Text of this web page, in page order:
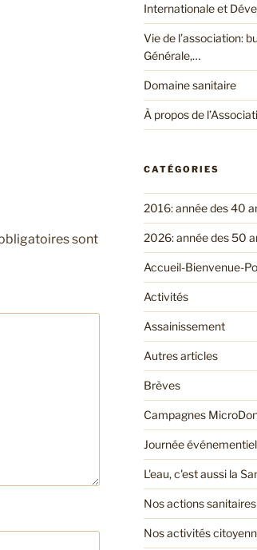
sont
Internationale et
Vie de l’association:
Générale,…
Domaine sanitaire
À propos de
CATÉGORIES
2016: année des 40
2026: année des 50
Accueil-Bienvenue-
Activités
Assainissement
Autres articles
Brèves
Campagnes
Journée
L'eau, c'est aussi la
Nos actions sanitaires
Nos activités